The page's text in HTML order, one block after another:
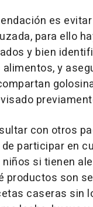
es
para ello
y bien
y
con otros
participar en
si tienen
productos son
caseras sin